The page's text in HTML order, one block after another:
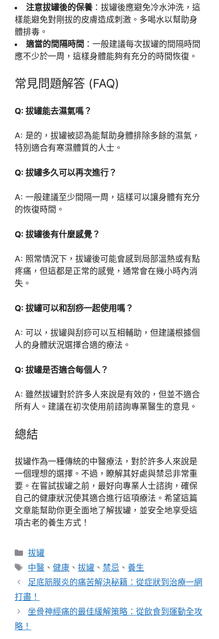
注意拔罐後的保養：拔罐後應避免冷水沖洗，這
樣能避免對剛拔的皮膚造成刺激。多喝水以幫助身
體排毒。
適當的間隔時間 ：一般建議每次拔罐的間隔時間
應不少於一周，這樣身體能夠有充分的時間恢復。
常見問題解答 (FAQ)
Q: 拔罐能去濕氣嗎？
A: 是的，拔罐被認為能幫助身體排除多餘的濕氣，
特別適合有寒濕體質的人士。
Q: 拔罐多久可以再次進行？
A: 一般建議至少間隔一周，這樣可以讓身體有充分
的恢復時間。
Q: 拔罐後有什麼感覺？
A: 照常情況下，拔罐後可能會感到局部溫熱或有點
疼痛，但這都是正常的感覺，通常會在幾小時內消
失。
Q: 拔罐可以和刮痧一起使用嗎？
A: 可以，拔罐與刮痧可以互相輔助，但建議根據個
人的身體狀況選擇合適的療法。
Q: 拔罐是否適合每個人？
A: 雖然拔罐對於許多人來說是有效的，但並不適合
所有人。建議在初次使用前諮詢專業醫生的意見。
總結
拔罐作為一種傳統的中醫療法，對於許多人來說是
一個理想的選擇。不過，瞭解其好處與禁忌非常重
要。在嘗試拔罐之前，最好向專業人士諮詢，確保
自己的健康狀況使其適合進行這項療法。希望這篇
文章能幫助你更全面地了解拔罐，並安全地享受這
項古老的養生方式！
分
類
拔罐
標
籤
中醫 、健康 、拔罐 、禁忌 、養生
足底筋膜炎的痛苦解決秘籍：從症狀到治療一網
打盡！
坐骨神經痛的最佳緩解策略：從飲食到運動全攻
略！